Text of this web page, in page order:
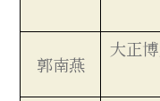
郭南燕
大正